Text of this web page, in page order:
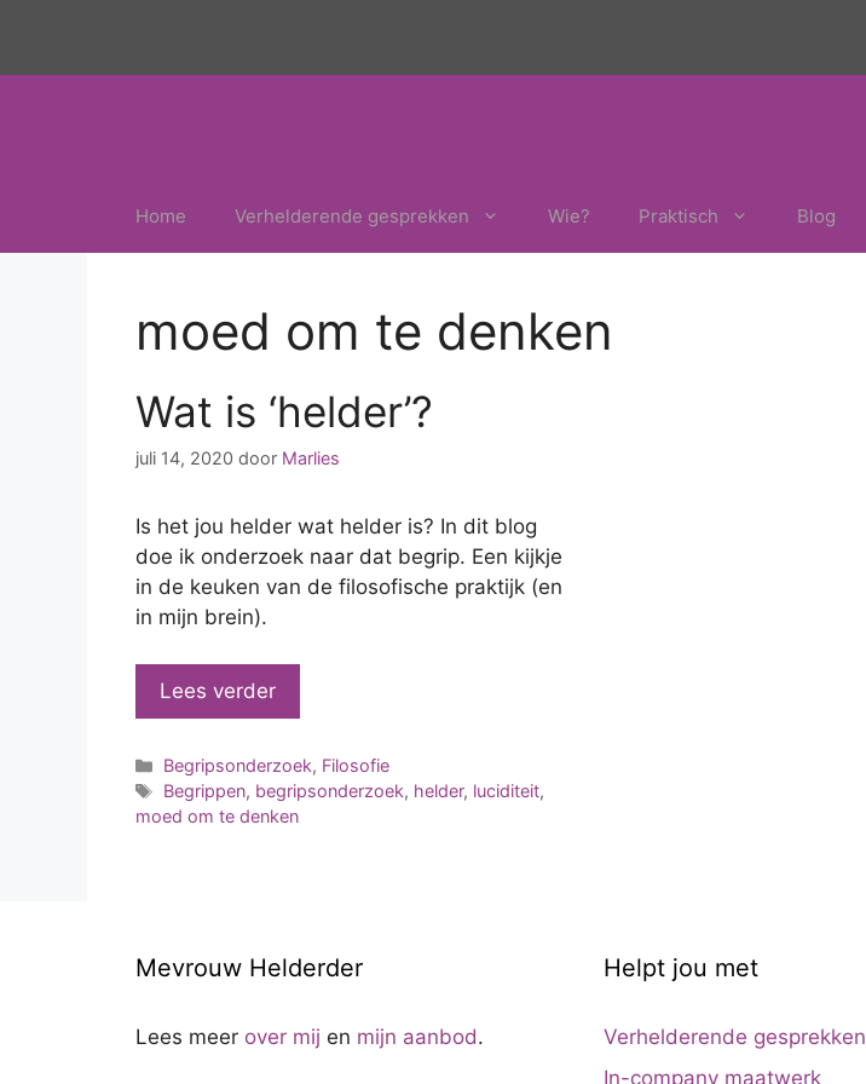
Home Verhelderende gesprekken Wie? Praktisch Blog
moed om te denken
Wat is ‘helder’?
juli 14, 2020 door Marlies
Is het jou helder wat helder is? In dit blog
doe ik onderzoek naar dat begrip. Een kijkje
in de keuken van de filosofische praktijk (en
in mijn brein).
Lees verder
Categorieën
Begripsonderzoek, Filosofie
Tags
Begrippen, begripsonderzoek, helder, luciditeit,
moed om te denken
Mevrouw Helderder
Lees meer over mij en mijn aanbod.
Helpt jou met
Verhelderende gesprekken
In-company maatwerk